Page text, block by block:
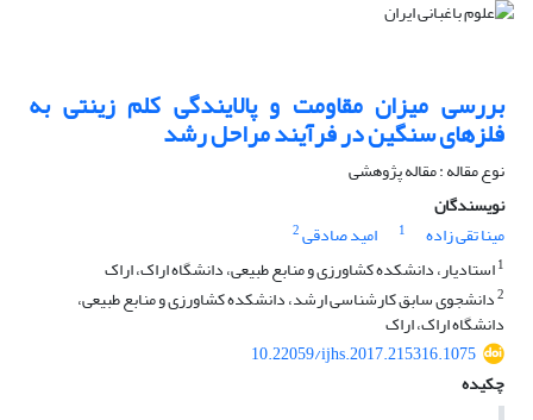
بررسی میزان مقاومت و پالایندگی کلم زینتی به
فلزهای سنگین در فرآیند مراحل رشد
نوع مقاله : مقاله پژوهشی
نویسندگان
مینا تقی زاده
1 امید صادقی2
1استادیار، دانشکده کشاورزی و منابع طبیعی، دانشگاه اراک، اراک
2دانشجوی سابق کارشناسی ارشد، دانشکده کشاورزی و منابع طبیعی،
دانشگاه اراک، اراک
10.22059/ijhs.2017.215316.1075
چکیده